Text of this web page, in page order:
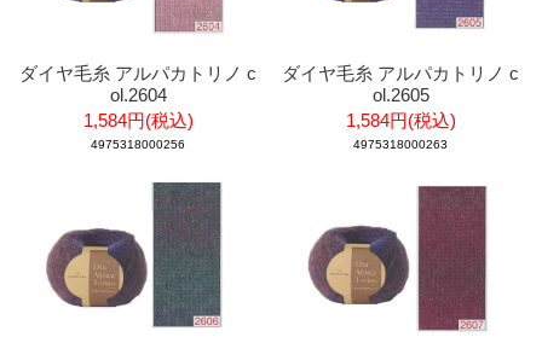
ダイヤ毛糸 アルパカトリノ c
ol.2604
1,584円(税込)
4975318000256
ダイヤ毛糸 アルパカトリノ c
ol.2605
1,584円(税込)
4975318000263